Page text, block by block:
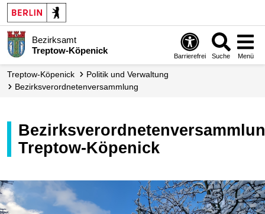
Bezirksamt
Treptow-Köpenick
Barrierefrei Suche Menü
Treptow-Köpenick
Politik und Verwaltung
Bezirks­verordneten­versammlung
Bezirksverordnetenversammlung
Treptow-Köpenick